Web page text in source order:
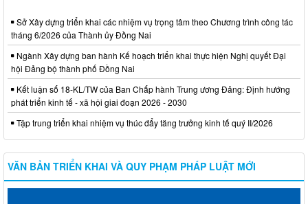
Sở Xây dựng triển khai các nhiệm vụ trọng tâm theo Chương trình công tác
tháng 6/2026 của Thành ủy Đồng Nai
Ngành Xây dựng ban hành Kế hoạch triển khai thực hiện Nghị quyết Đại
hội Đảng bộ thành phố Đồng Nai
Kết luận số 18-KL/TW của Ban Chấp hành Trung ương Đảng: Định hướng
phát triển kinh tế - xã hội giai đoạn 2026 - 2030
Tập trung triển khai nhiệm vụ thúc đẩy tăng trưởng kinh tế quý II/2026
VĂN BẢN TRIỂN KHAI VÀ QUY PHẠM PHÁP LUẬT MỚI